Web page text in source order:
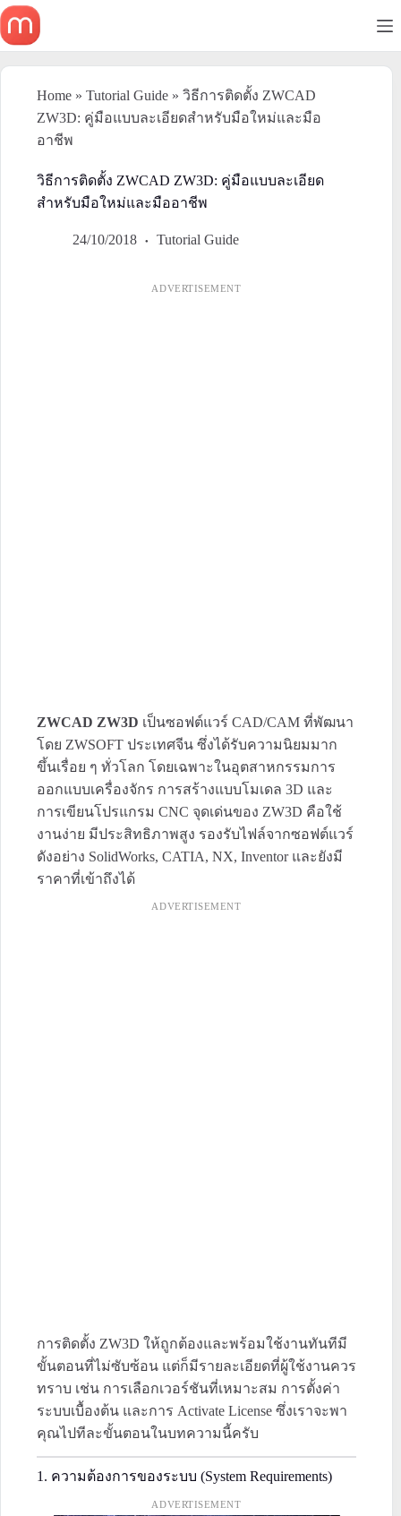
Skip
to
content
Home » Tutorial Guide » วิธีการติดตั้ง ZWCAD
ZW3D: คู่มือแบบละเอียดสำหรับมือใหม่และมือ
อาชีพ
วิธีการติดตั้ง ZWCAD ZW3D: คู่มือแบบละเอียด
สำหรับมือใหม่และมืออาชีพ
24/10/2018 Tutorial Guide
ADVERTISEMENT
ZWCAD ZW3D เป็นซอฟต์แวร์ CAD/CAM ที่พัฒนา
โดย ZWSOFT ประเทศจีน ซึ่งได้รับความนิยมมาก
ขึ้นเรื่อย ๆ ทั่วโลก โดยเฉพาะในอุตสาหกรรมการ
ออกแบบเครื่องจักร การสร้างแบบโมเดล 3D และ
การเขียนโปรแกรม CNC จุดเด่นของ ZW3D คือใช้
งานง่าย มีประสิทธิภาพสูง รองรับไฟล์จากซอฟต์แวร์
ดังอย่าง SolidWorks, CATIA, NX, Inventor และยังมี
ราคาที่เข้าถึงได้
ADVERTISEMENT
การติดตั้ง ZW3D ให้ถูกต้องและพร้อมใช้งานทันทีมี
ขั้นตอนที่ไม่ซับซ้อน แต่ก็มีรายละเอียดที่ผู้ใช้งานควร
ทราบ เช่น การเลือกเวอร์ชันที่เหมาะสม การตั้งค่า
ระบบเบื้องต้น และการ Activate License ซึ่งเราจะพา
คุณไปทีละขั้นตอนในบทความนี้ครับ
1. ความต้องการของระบบ (System Requirements)
ADVERTISEMENT